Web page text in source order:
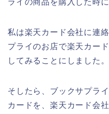
私は楽天カード会社に連
プライのお店で楽天カー
してみることにしました。
そしたら、ブックサプラ
カードを、楽天カード会